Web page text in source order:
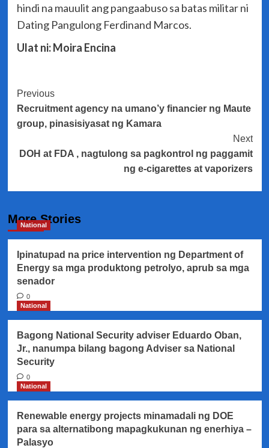
hindi na mauulit ang pangaabuso sa batas militar ni
Dating Pangulong Ferdinand Marcos.
Ulat ni: Moira Encina
Post
Navigation
Previous
Recruitment agency na umano’y financier ng Maute
group, pinasisiyasat ng Kamara
Next
DOH at FDA , nagtulong sa pagkontrol ng paggamit
ng e-cigarettes at vaporizers
More Stories
National
Ipinatupad na price intervention ng Department of
Energy sa mga produktong petrolyo, aprub sa mga
senador
0
National
Bagong National Security adviser Eduardo Oban,
Jr., nanumpa bilang bagong Adviser sa National
Security
0
National
Renewable energy projects minamadali ng DOE
para sa alternatibong mapagkukunan ng enerhiya –
Palasyo